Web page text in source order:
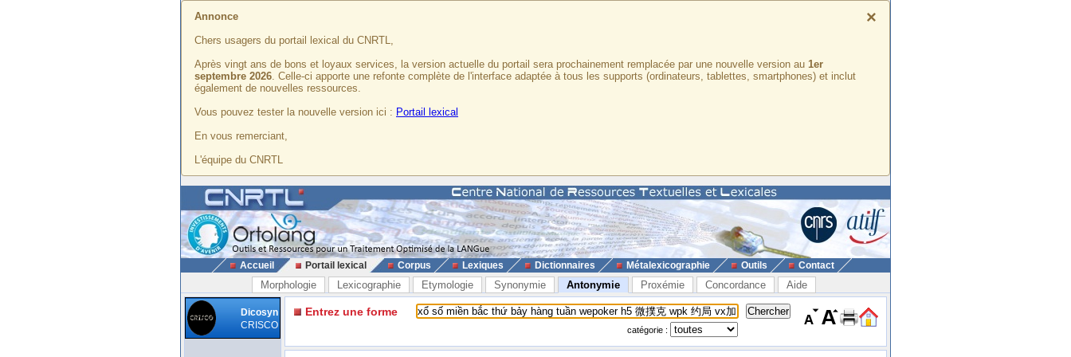
×
Annonce
Chers usagers du portail lexical du CNRTL,
Après vingt ans de bons et loyaux services, la version actuelle du portail sera prochainement remplacée par une nouvelle version au 1er
septembre 2026. Celle-ci apporte une refonte complète de l'interface adaptée à tous les supports (ordinateurs, tablettes, smartphones) et inclut
également de nouvelles ressources.
Vous pouvez tester la nouvelle version ici : Portail lexical
En vous remerciant,
L'équipe du CNRTL
Accueil Portail lexical Corpus Lexiques Dictionnaires Métalexicographie Outils Contact
Morphologie Lexicographie Etymologie Synonymie Antonymie Proxémie Concordance Aide
Dicosyn
CRISCO
Entrez une forme
catégorie :